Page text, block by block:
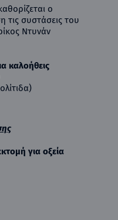
ο
τις συστάσεις του
Ντυνάν
καλοήθεις
για οξεία